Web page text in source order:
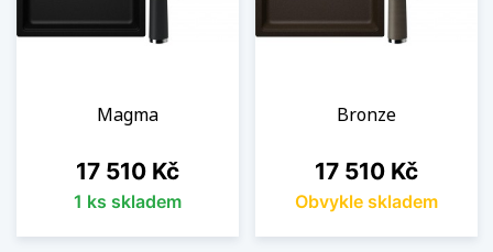
Magma
Cena
17 510 Kč
1 ks skladem
Bronze
Cena
17 510 Kč
Obvykle skladem